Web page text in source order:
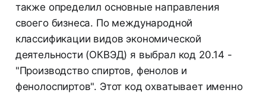
также определил основные направления
своего бизнеса. По международной
классификации видов экономической
деятельности (ОКВЭД) я выбрал код 20.14 -
"Производство спиртов, фенолов и
фенолоспиртов". Этот код охватывает именно